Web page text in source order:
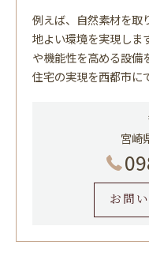
例えば、自然素材を取
地よい環境を実現しま
や機能性を高める設備
住宅の実現を西都市に
宮崎
お問